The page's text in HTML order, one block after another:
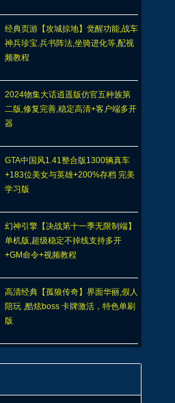
经典页游【攻城掠地】觉醒功能,战车
神兵珍宝.兵书阵法,坐骑进化等,配视
频教程
2024物集大话逍遥版仿官五种族第
二版,修复完善,稳定高清+客户端多开
器
GTA中国风1.41整合版1300辆真车
+183位美女与英雄+200%存档 完美
学习版
幻神引擎【决战第十一季无限制端】
单机版,超级稳定不掉线支持多开
+GM命令+视频教程
高清经典【孤狼传奇】界面华丽,假人
陪玩 ,酷炫boss 卡牌激活，特色单刷
版